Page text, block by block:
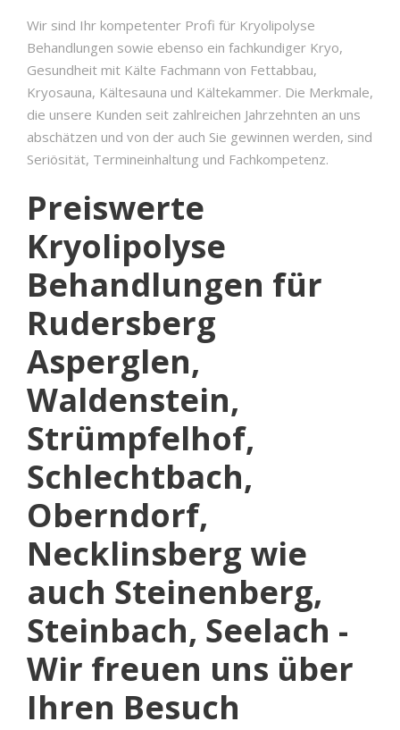
Wir sind Ihr kompetenter Profi für Kryolipolyse
Behandlungen sowie ebenso ein fachkundiger Kryo,
Gesundheit mit Kälte Fachmann von Fettabbau,
Kryosauna, Kältesauna und Kältekammer. Die Merkmale,
die unsere Kunden seit zahlreichen Jahrzehnten an uns
abschätzen und von der auch Sie gewinnen werden, sind
Seriösität, Termineinhaltung und Fachkompetenz.
Preiswerte
Kryolipolyse
Behandlungen für
Rudersberg
Asperglen,
Waldenstein,
Strümpfelhof,
Schlechtbach,
Oberndorf,
Necklinsberg wie
auch Steinenberg,
Steinbach, Seelach -
Wir freuen uns über
Ihren Besuch